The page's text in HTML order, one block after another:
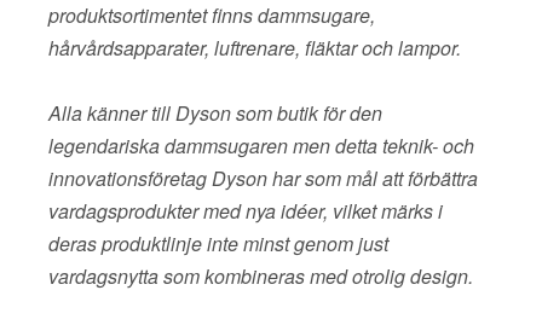
produktsortimentet finns dammsugare,
hårvårdsapparater, luftrenare, fläktar och lampor.
Alla känner till Dyson som butik för den
legendariska dammsugaren men detta teknik- och
innovationsföretag Dyson har som mål att förbättra
vardagsprodukter med nya idéer, vilket märks i
deras produktlinje inte minst genom just
vardagsnytta som kombineras med otrolig design.